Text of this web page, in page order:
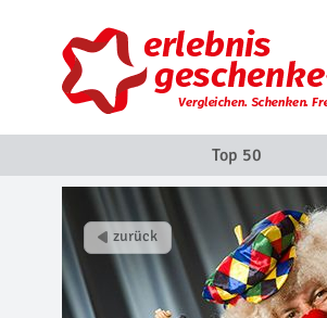
Top 50